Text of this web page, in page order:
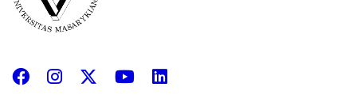
Facebook
InstagramYouTube
LinkedIn